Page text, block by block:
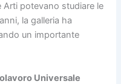
Arti potevano studiare le
la galleria ha
un importante
Universale